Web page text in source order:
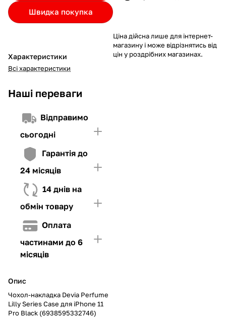
Швидка покупка
Характеристики
Всі характеристики
Наші переваги
Відправимо
сьогодні
Гарантія до
24 місяців
14 днів на
обмін товару
Оплата
частинами до 6
місяців
Опис
Чохол-накладка Devia Perfume
Lilly Series Case для iPhone 11
Pro Black (6938595332746)
Якщо ліміт нижчий за вартість товару, невистачаючу суму
потрібно внести Першим внеском
4. Мати достатньо коштів для внесення першої частини платежу
та Першого внеску (у разі потреби)
Ціна дійсна лише для інтернет-
магазину і може відрізнятись від
цін у роздрібних магазинах.